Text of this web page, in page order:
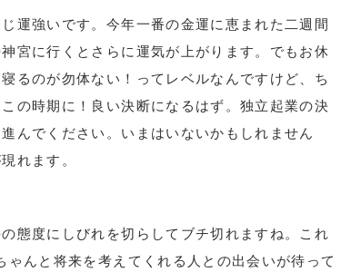
運強いです。今年一番の金運に恵まれた二週間
宮に行くとさらに運気が上がります。でもお休
るのが勿体ない！ってレベルなんですけど、ち
の時期に！良い決断になるはず。独立起業の決
んでください。いまはいないかもしれません
れます。
態度にしびれを切らしてブチ切れますね。これ
んと将来を考えてくれる人との出会いが待って